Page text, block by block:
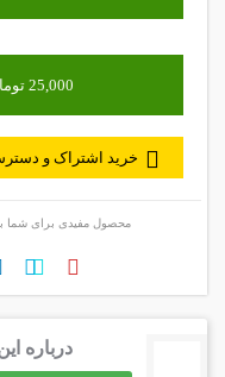
خرید اشتراک و
محصول مفیدی برای شما
درباره